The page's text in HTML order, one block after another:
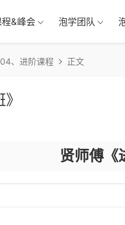
&峰会 泡学团队
04、进阶课程 正文
贤师傅《